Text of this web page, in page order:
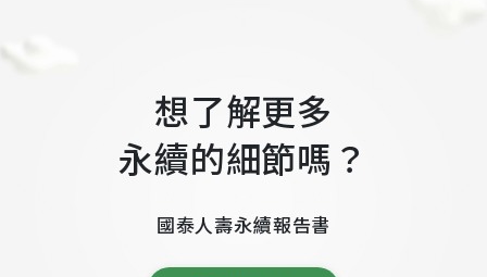
想了解更多
永續的細節嗎？
國泰人壽永續報告書